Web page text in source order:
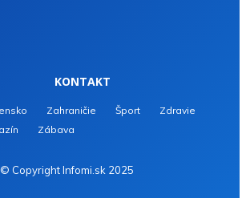
KONTAKT
Zahraničie Šport
Zdravie
Zábava
© Copyright Infomi.sk 2025